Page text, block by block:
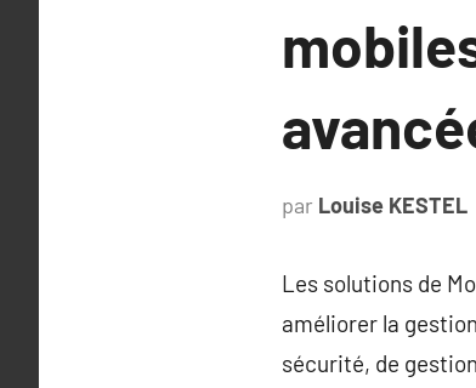
par Louise KESTEL
Les solutions de
améliorer la
sécurité, de